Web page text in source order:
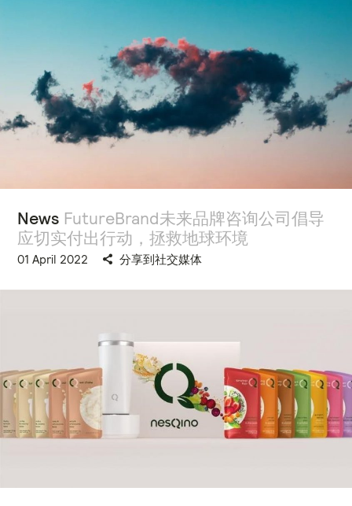
News FutureBrand未来品牌咨询公司倡导
应切实付出行动，拯救地球环境
01 April 2022 分享到社交媒体